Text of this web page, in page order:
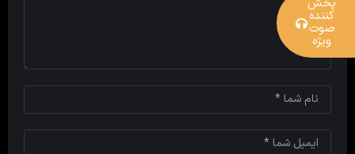
کننده
صوت
ویژه